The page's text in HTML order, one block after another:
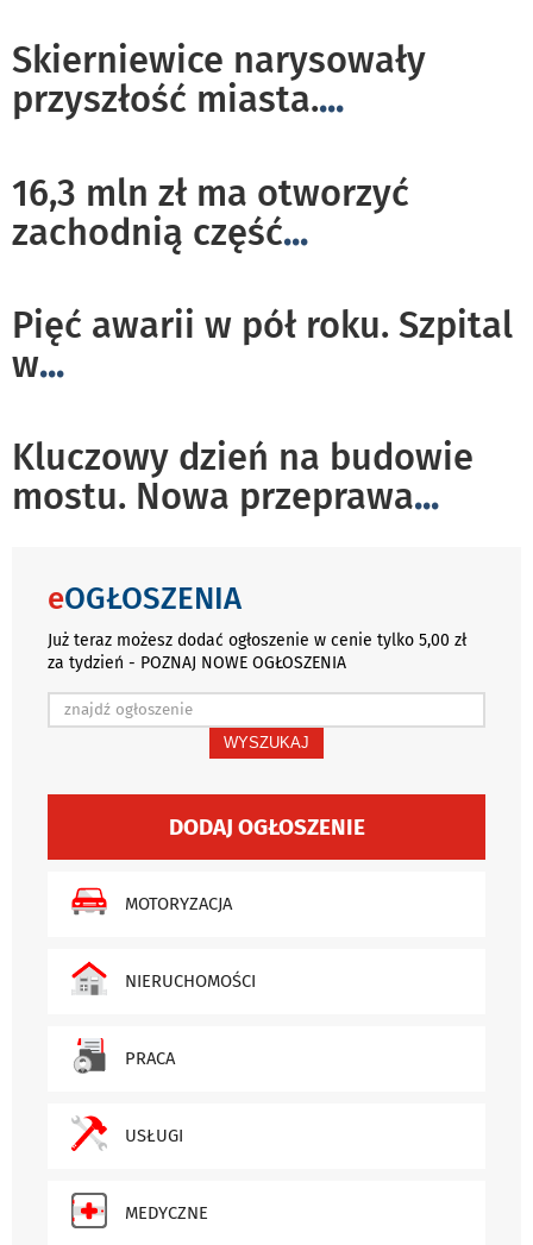
Skierniewice narysowały
przyszłość miasta....
16,3 mln zł ma otworzyć
zachodnią część...
Pięć awarii w pół roku. Szpital
w...
Kluczowy dzień na budowie
mostu. Nowa przeprawa...
eOGŁOSZENIA
Już teraz możesz dodać ogłoszenie w cenie tylko 5,00 zł
za tydzień - POZNAJ NOWE OGŁOSZENIA
WYSZUKAJ
DODAJ OGŁOSZENIE
MOTORYZACJA
NIERUCHOMOŚCI
PRACA
USŁUGI
MEDYCZNE